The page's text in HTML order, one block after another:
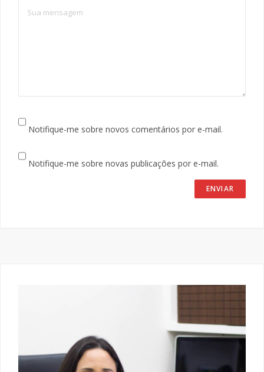
Notifique-me sobre novos comentários por e-mail.
Notifique-me sobre novas publicações por e-mail.